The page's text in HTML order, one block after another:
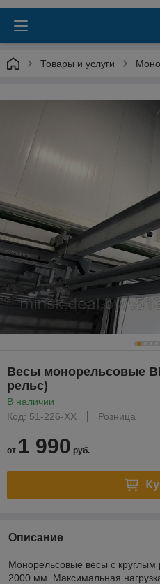
Товары и услуги
Весы монорельсовые
рельс)
В наличии
Код: 51-226-ХХ
Розница
от 1 990 руб.
Описание
Монорельсовые весы с круглым
2000 мм. Максимальная